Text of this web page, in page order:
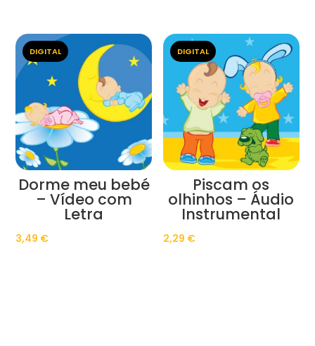
DIGITAL
Dorme meu bebé
– Vídeo com
Letra
3,49 €
DIGITAL
Piscam os
olhinhos – Áudio
Instrumental
2,29 €